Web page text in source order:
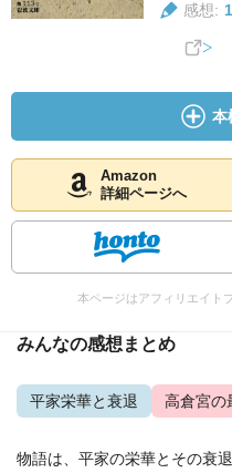
感想:
本
Amazon
詳細ページへ
本ページはアフィリエイト
みんなの感想まとめ
平家栄華と衰退 高倉宮の
物語は、平家の栄華とその衰